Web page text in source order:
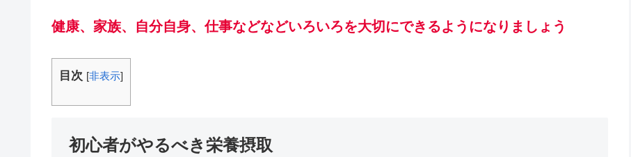
健康、家族、自分自身、仕事などなどいろいろを大切にできるようになりましょう
目次 [非表示]
初心者がやるべき栄養摂取